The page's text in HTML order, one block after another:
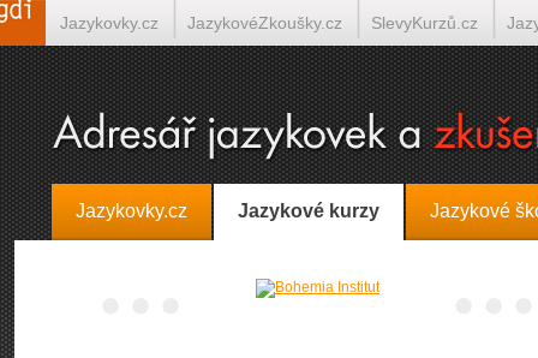
Jazykovky.cz Jazykové kurzy Jazykové
Jazykovky.cz JazykovéZkoušky.cz SlevyKurzů.cz
Španělština on-line Italština on-line Tlumočení-